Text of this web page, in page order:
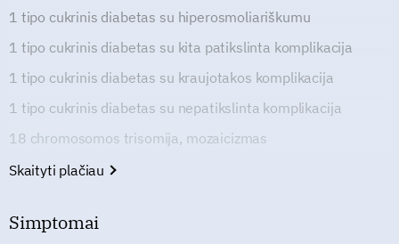
1 tipo cukrinis diabetas su hiperosmoliariškumu
1 tipo cukrinis diabetas su kita patikslinta komplikacija
1 tipo cukrinis diabetas su kraujotakos komplikacija
1 tipo cukrinis diabetas su nepatikslinta komplikacija
18 chromosomos trisomija, mozaicizmas
Skaityti plačiau
Simptomai